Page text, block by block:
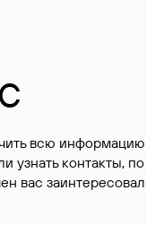
всю
узнать контакты,
вас